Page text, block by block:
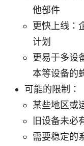
他部件
更快上线：
计划
更易于多设
本等设备的
可能的限制：
某些地区或
旧设备未必
需要稳定的